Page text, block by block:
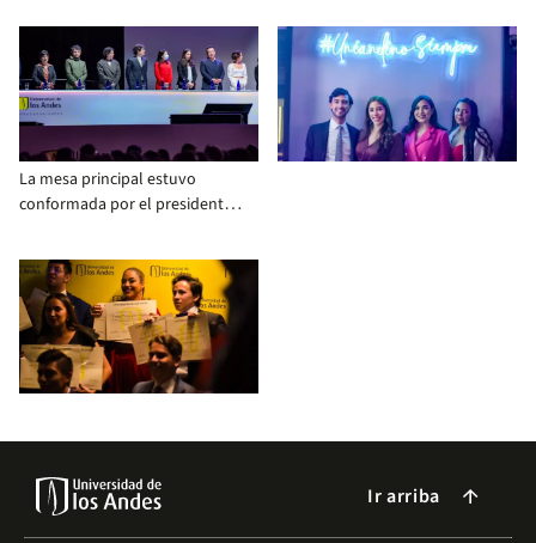
los Andes
La mesa principal estuvo
conformada por el presidente
Rectora, los vicerrectores,
decanos, decanas y miembros
del Consejo Académico
Ir arriba arrow_forward